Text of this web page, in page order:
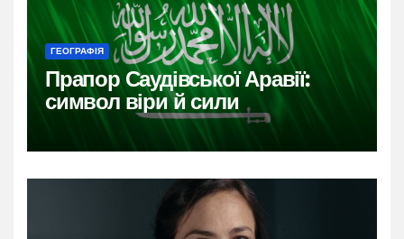
ГЕОГРАФІЯ
Прапор Саудівської Аравії:
символ віри й сили